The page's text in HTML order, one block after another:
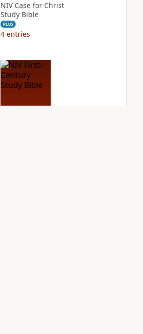
NIV Case for Christ
Study Bible
PLUS
4 entries